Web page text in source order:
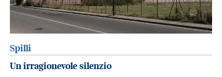
Spilli
Un irragionevole silenzio